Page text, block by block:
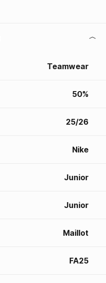
Teamwear
50%
25/26
Nike
Junior
Junior
Maillot
FA25